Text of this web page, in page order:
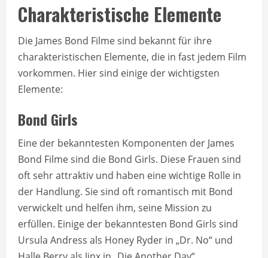
Charakteristische Elemente
Die James Bond Filme sind bekannt für ihre
charakteristischen Elemente, die in fast jedem Film
vorkommen. Hier sind einige der wichtigsten
Elemente:
Bond Girls
Eine der bekanntesten Komponenten der James
Bond Filme sind die Bond Girls. Diese Frauen sind
oft sehr attraktiv und haben eine wichtige Rolle in
der Handlung. Sie sind oft romantisch mit Bond
verwickelt und helfen ihm, seine Mission zu
erfüllen. Einige der bekanntesten Bond Girls sind
Ursula Andress als Honey Ryder in „Dr. No“ und